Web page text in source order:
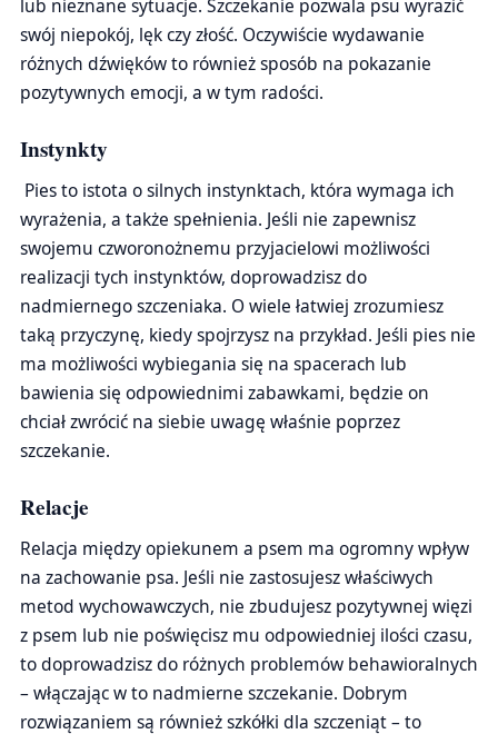
lub nieznane sytuacje. Szczekanie pozwala psu wyrazić
swój niepokój, lęk czy złość. Oczywiście wydawanie
różnych dźwięków to również sposób na pokazanie
pozytywnych emocji, a w tym radości.
Instynkty
Pies to istota o silnych instynktach, która wymaga ich
wyrażenia, a także spełnienia. Jeśli nie zapewnisz
swojemu czworonożnemu przyjacielowi możliwości
realizacji tych instynktów, doprowadzisz do
nadmiernego szczeniaka. O wiele łatwiej zrozumiesz
taką przyczynę, kiedy spojrzysz na przykład. Jeśli pies nie
ma możliwości wybiegania się na spacerach lub
bawienia się odpowiednimi zabawkami, będzie on
chciał zwrócić na siebie uwagę właśnie poprzez
szczekanie.
Relacje
Relacja między opiekunem a psem ma ogromny wpływ
na zachowanie psa. Jeśli nie zastosujesz właściwych
metod wychowawczych, nie zbudujesz pozytywnej więzi
z psem lub nie poświęcisz mu odpowiedniej ilości czasu,
to doprowadzisz do różnych problemów behawioralnych
– włączając w to nadmierne szczekanie. Dobrym
rozwiązaniem są również szkółki dla szczeniąt – to